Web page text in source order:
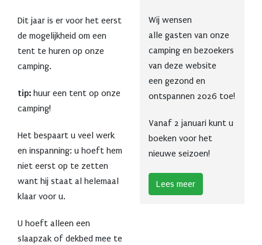
Dit jaar is er voor het eerst
de mogelijkheid om een
tent te huren op onze
camping.
tip: huur een tent op onze
camping!
Het bespaart u veel werk
en inspanning: u hoeft hem
niet eerst op te zetten
want hij staat al helemaal
klaar voor u.
U hoeft alleen een
slaapzak of dekbed mee te
Wij wensen
alle gasten van onze
camping en bezoekers
van deze website
een gezond en
ontspannen 2026 toe!
Vanaf 2 januari kunt u
boeken voor het
nieuwe seizoen!
Lees meer